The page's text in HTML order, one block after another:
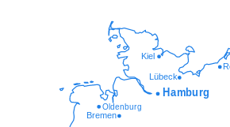
Reduziertes
der Arbeitnehmerüberlassung
tatsächlich geleisteten
Provision bei einer erfolgreichen